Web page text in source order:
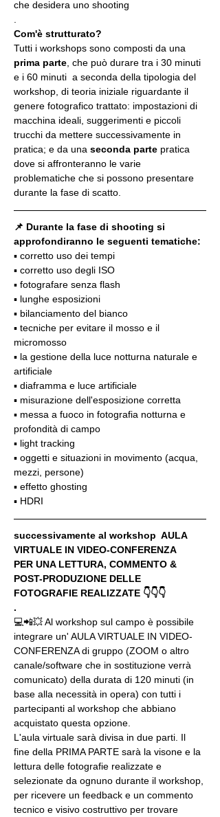
che desidera uno shooting
Com'è strutturato?
Tutti i workshops sono composti da una
prima parte , che può durare tra i 30 minuti
e i 60 minuti  a seconda della tipologia del
workshop, di teoria iniziale riguardante il
genere fotografico trattato: impostazioni di
macchina ideali, suggerimenti e piccoli
trucchi da mettere successivamente in
pratica; e da una seconda parte pratica
dove si affronteranno le varie
problematiche che si possono presentare
durante la fase di scatto.
📌 Durante la fase di shooting si
approfondiranno le seguenti tematiche:
▪️ corretto uso dei tempi
▪️ corretto uso degli ISO
▪️ fotografare senza flash
▪️ lunghe esposizioni
▪️ bilanciamento del bianco
▪️ tecniche per evitare il mosso e il
micromosso
▪️ la gestione della luce notturna naturale e
artificiale
▪️ diaframma e luce artificiale
▪️ misurazione dell'esposizione corretta
▪️ messa a fuoco in fotografia notturna e
profondità di campo
▪️ light tracking
▪️ oggetti e situazioni in movimento (acqua,
mezzi, persone)
▪️ effetto ghosting
▪️ HDRI
successivamente al workshop  AULA
VIRTUALE IN VIDEO-CONFERENZA
PER UNA LETTURA, COMMENTO &
POST-PRODUZIONE DELLE
FOTOGRAFIE REALIZZATE 👇👇👇
.
💻📲💥 Al workshop sul campo è possibile
integrare un' AULA VIRTUALE IN VIDEO-
CONFERENZA di gruppo (ZOOM o altro
canale/software che in sostituzione verrà
comunicato) della durata di 120 minuti (in
base alla necessità in opera) con tutti i
partecipanti al workshop che abbiano
acquistato questa opzione.
L'aula virtuale sarà divisa in due parti. Il
fine della PRIMA PARTE sarà la visone e la
lettura delle fotografie realizzate e
selezionate da ognuno durante il workshop,
per ricevere un feedback e un commento
tecnico e visivo costruttivo per trovare